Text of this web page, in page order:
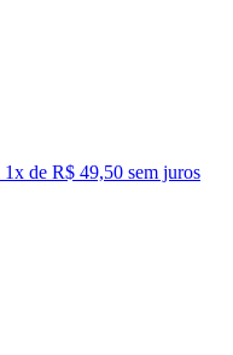
1x de R$ 49,50 sem juros